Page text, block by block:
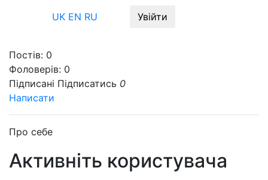
UK EN RU Увійти
Постів: 0
Фоловерів: 0
Підписані Підписатись 0
Написати
Про себе
Активніть користувача